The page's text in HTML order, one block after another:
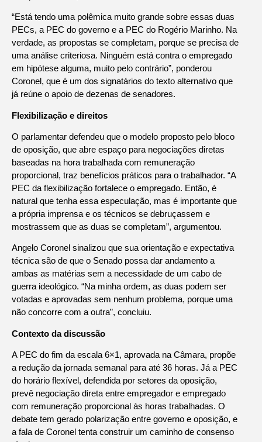
“Está tendo uma polêmica muito grande sobre essas duas
PECs, a PEC do governo e a PEC do Rogério Marinho. Na
verdade, as propostas se completam, porque se precisa de
uma análise criteriosa. Ninguém está contra o empregado
em hipótese alguma, muito pelo contrário”, ponderou
Coronel, que é um dos signatários do texto alternativo que
já reúne o apoio de dezenas de senadores.
Flexibilização e direitos
O parlamentar defendeu que o modelo proposto pelo bloco
de oposição, que abre espaço para negociações diretas
baseadas na hora trabalhada com remuneração
proporcional, traz benefícios práticos para o trabalhador. “A
PEC da flexibilização fortalece o empregado. Então, é
natural que tenha essa especulação, mas é importante que
a própria imprensa e os técnicos se debruçassem e
mostrassem que as duas se completam”, argumentou.
Angelo Coronel sinalizou que sua orientação e expectativa
técnica são de que o Senado possa dar andamento a
ambas as matérias sem a necessidade de um cabo de
guerra ideológico. “Na minha ordem, as duas podem ser
votadas e aprovadas sem nenhum problema, porque uma
não concorre com a outra”, concluiu.
Contexto da discussão
A PEC do fim da escala 6×1, aprovada na Câmara, propõe
a redução da jornada semanal para até 36 horas. Já a PEC
do horário flexível, defendida por setores da oposição,
prevê negociação direta entre empregador e empregado
com remuneração proporcional às horas trabalhadas. O
debate tem gerado polarização entre governo e oposição, e
a fala de Coronel tenta construir um caminho de consenso